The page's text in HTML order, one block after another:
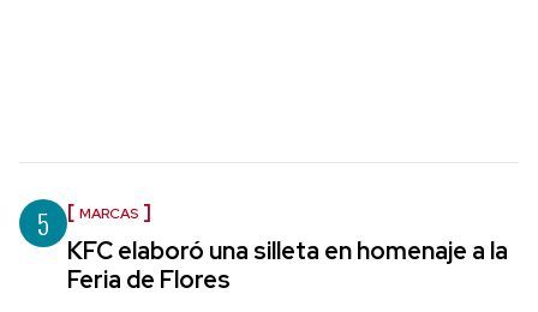
5 MARCAS
KFC elaboró una silleta en homenaje a la
Feria de Flores